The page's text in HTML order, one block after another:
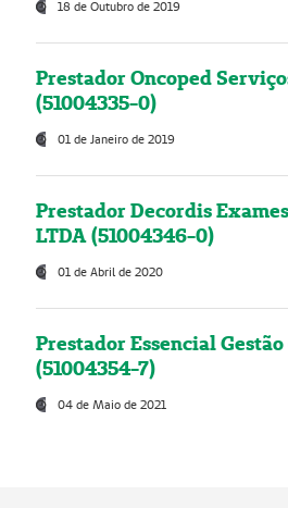
18 de Outubro de 2019
Prestador Oncoped
(51004335-0)
01 de Janeiro de 2019
Prestador Decordis
LTDA (51004346-0)
01 de Abril de 2020
Prestador Essencial
(51004354-7)
04 de Maio de 2021